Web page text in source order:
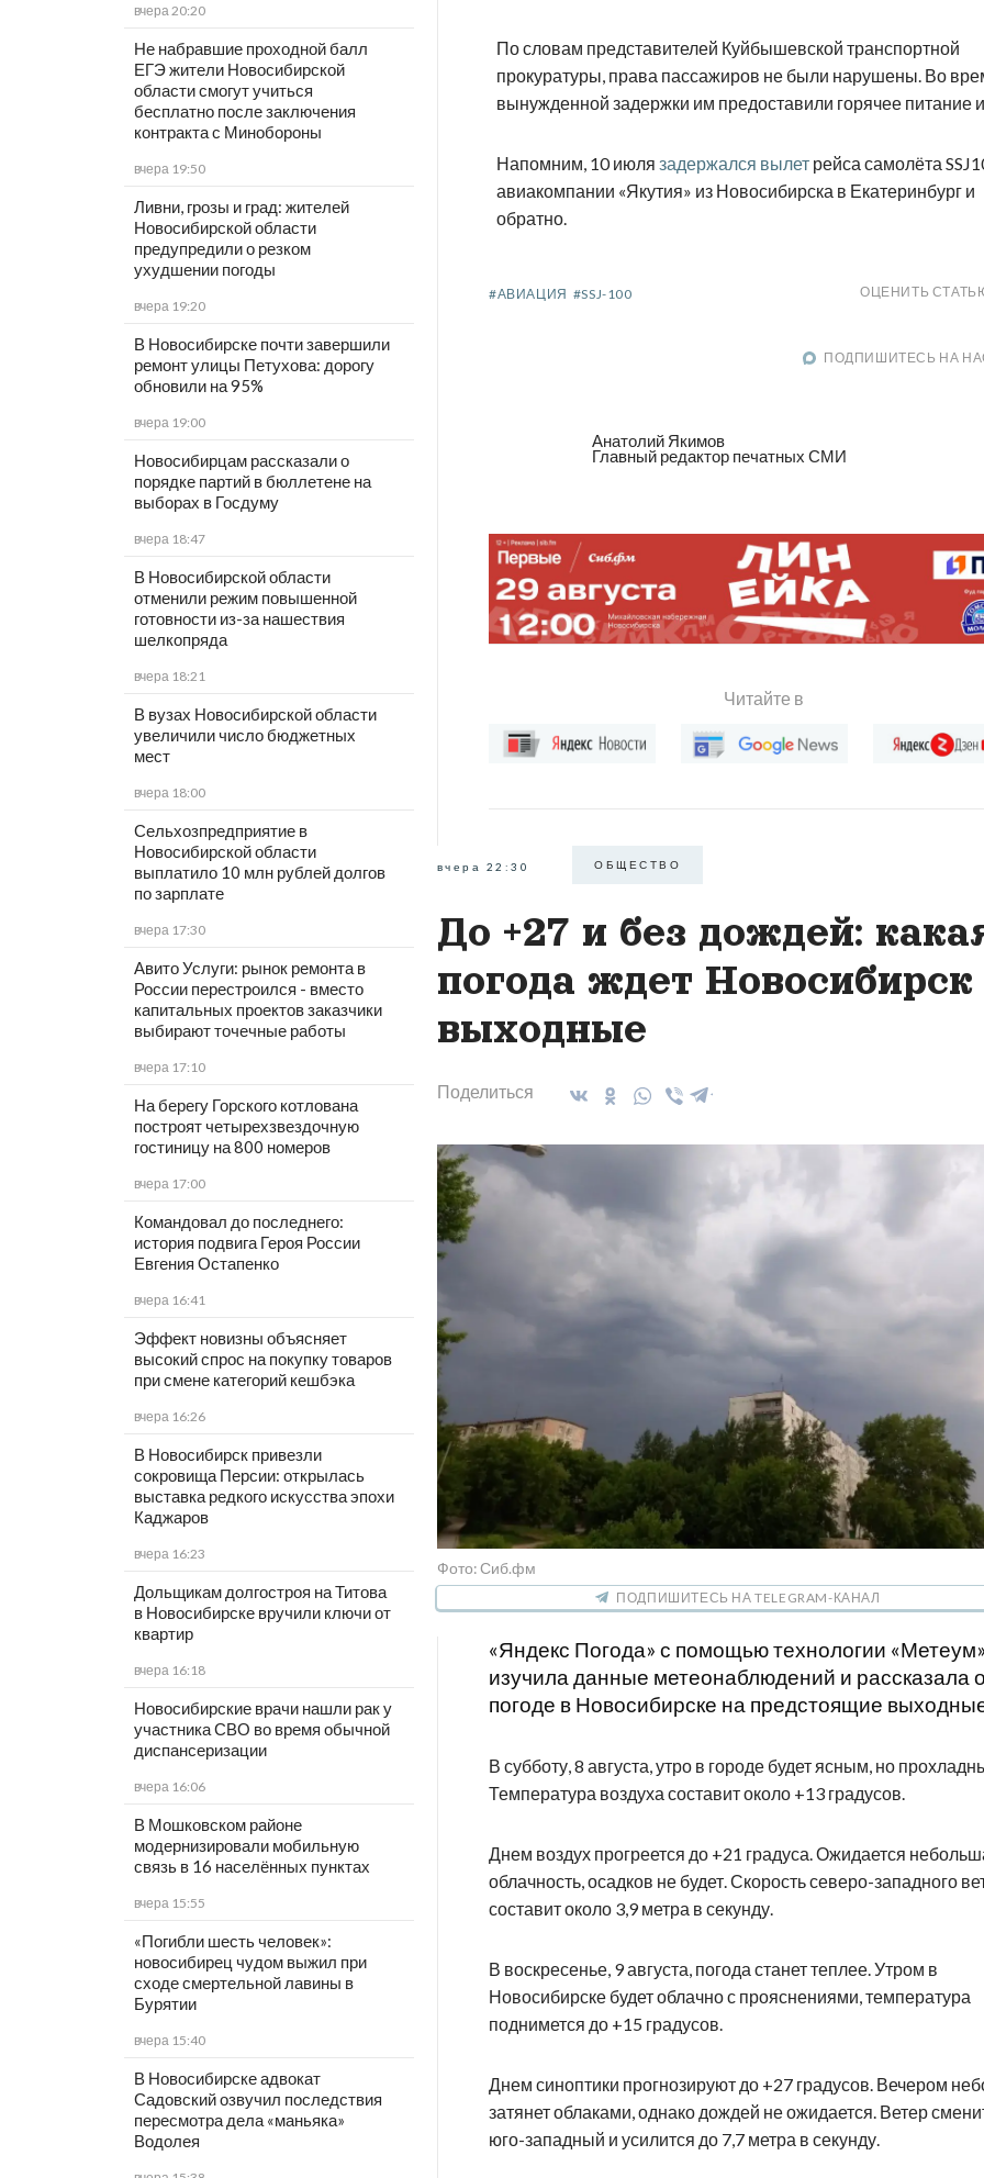
вчера 20:20
Не набравшие проходной балл
ЕГЭ жители Новосибирской
области смогут учиться
бесплатно после заключения
контракта с Минобороны
вчера 19:50
Ливни, грозы и град: жителей
Новосибирской области
предупредили о резком
ухудшении погоды
вчера 19:20
В Новосибирске почти завершили
ремонт улицы Петухова: дорогу
обновили на 95%
вчера 19:00
Новосибирцам рассказали о
порядке партий в бюллетене на
выборах в Госдуму
вчера 18:47
В Новосибирской области
отменили режим повышенной
готовности из-за нашествия
шелкопряда
вчера 18:21
В вузах Новосибирской области
увеличили число бюджетных
мест
вчера 18:00
Сельхозпредприятие в
Новосибирской области
выплатило 10 млн рублей долгов
по зарплате
вчера 17:30
Авито Услуги: рынок ремонта в
России перестроился - вместо
капитальных проектов заказчики
выбирают точечные работы
вчера 17:10
На берегу Горского котлована
построят четырехзвездочную
гостиницу на 800 номеров
вчера 17:00
Командовал до последнего:
история подвига Героя России
Евгения Остапенко
вчера 16:41
Эффект новизны объясняет
высокий спрос на покупку товаров
при смене категорий кешбэка
вчера 16:26
В Новосибирск привезли
сокровища Персии: открылась
выставка редкого искусства эпохи
Каджаров
вчера 16:23
Дольщикам долгостроя на Титова
в Новосибирске вручили ключи от
квартир
вчера 16:18
Новосибирские врачи нашли рак у
участника СВО во время обычной
диспансеризации
вчера 16:06
В Мошковском районе
модернизировали мобильную
связь в 16 населённых пунктах
вчера 15:55
«Погибли шесть человек»:
новосибирец чудом выжил при
сходе смертельной лавины в
Бурятии
вчера 15:40
В Новосибирске адвокат
Садовский озвучил последствия
пересмотра дела «маньяка»
Водолея
По словам представителей Куйбышевской транспортной
прокуратуры, права пассажиров не были нарушены. Во
вынужденной задержки им предоставили горячее питание
Напомним, 10 июля задержался вылет рейса самолёта
авиакомпании «Якутия» из Новосибирска в Екатеринбург и
обратно.
#АВИАЦИЯ #SSJ-100 ОЦЕНИТЬ
ПОДПИШИТЕСЬ НА
Анатолий Якимов
Главный редактор печатных СМИ
Читайте в
вчера 22:30 ОБЩЕСТВО
До +27 и без дождей:
погода ждет Новосибирск
выходные
Поделиться
Фото: Сиб.фм
ПОДПИШИТЕСЬ НА TELEGRAM-КАНАЛ
«Яндекс Погода» с помощью технологии
изучила данные метеонаблюдений и рассказала
погоде в Новосибирске на предстоящие
В субботу, 8 августа, утро в городе будет ясным, но
Температура воздуха составит около +13 градусов.
Днем воздух прогреется до +21 градуса. Ожидается
облачность, осадков не будет. Скорость северо-западного
составит около 3,9 метра в секунду.
В воскресенье, 9 августа, погода станет теплее. Утром в
Новосибирске будет облачно с прояснениями, температура
поднимется до +15 градусов.
Днем синоптики прогнозируют до +27 градусов. Вечером
затянет облаками, однако дождей не ожидается. Ветер
юго-западный и усилится до 7,7 метра в секунду.